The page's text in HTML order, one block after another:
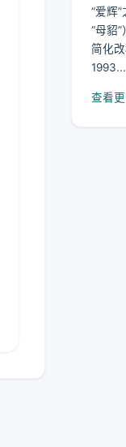
“爱辉
“母貂
简化改
1993...
查看